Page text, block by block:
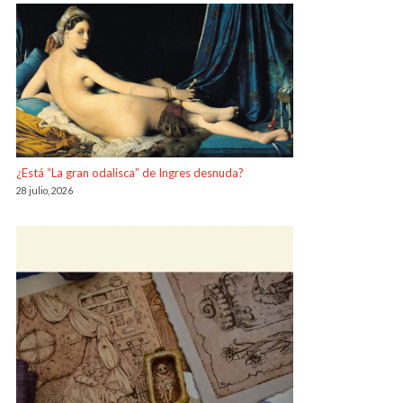
¿Está “La gran odalisca” de Ingres desnuda?
28 julio, 2026